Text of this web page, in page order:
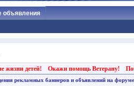
объявления
жизни детей! Окажи помощь Ветерану!
рекламных баннеров и объявлений на форуме